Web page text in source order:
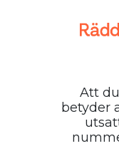
Att
betyder